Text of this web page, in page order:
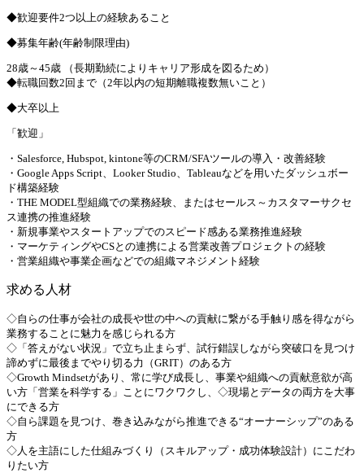
◆歓迎要件2つ以上の経験あること
◆募集年齢(年齢制限理由)
28歳～45歳 （長期勤続によりキャリア形成を図るため）
◆転職回数2回まで（2年以内の短期離職複数無いこと）
◆大卒以上
「歓迎」
・Salesforce, Hubspot, kintone等のCRM/SFAツールの導入・改善経験
・Google Apps Script、Looker Studio、Tableauなどを用いたダッシュボー
ド構築経験
・THE MODEL型組織での業務経験、またはセールス～カスタマーサクセ
ス連携の推進経験
・新規事業やスタートアップでのスピード感ある業務推進経験
・マーケティングやCSとの連携による営業改善プロジェクトの経験
・営業組織や事業企画などでの組織マネジメント経験
求める人材
◇自らの仕事が会社の成長や世の中への貢献に繋がる手触り感を得ながら
業務することに魅力を感じられる方
◇「答えがない状況」で立ち止まらず、試行錯誤しながら突破口を見つけ
諦めずに最後までやり切る力（GRIT）のある方
◇Growth Mindsetがあり、常に学び成長し、事業や組織への貢献意欲が高
い方「営業を科学する」ことにワクワクし、◇現場とデータの両方を大事
にできる方
◇自ら課題を見つけ、巻き込みながら推進できる“オーナーシップ”のある
方
◇人を主語にした仕組みづくり（スキルアップ・成功体験設計）にこだわ
りたい方